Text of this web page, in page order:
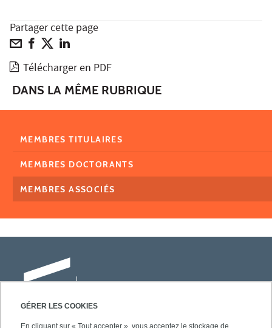
GÉRER LES COOKIES
Partager cette page
Télécharger en PDF
DANS LA MÊME RUBRIQUE
MEMBRES TITULAIRES
MEMBRES DOCTORANTS
MEMBRES ASSOCIÉS